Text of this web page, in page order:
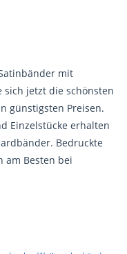
mit
sich jetzt die schönsten
günstigsten Preisen.
Einzelstücke erhalten
Bedruckte
am Besten bei